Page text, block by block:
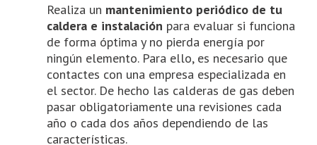
Realiza un mantenimiento periódico de tu
caldera e instalación para evaluar si funciona
de forma óptima y no pierda energía por
ningún elemento. Para ello, es necesario que
contactes con una empresa especializada en
el sector. De hecho las calderas de gas deben
pasar obligatoriamente una revisiones cada
año o cada dos años dependiendo de las
características.